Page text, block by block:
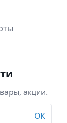
акции.
ОК